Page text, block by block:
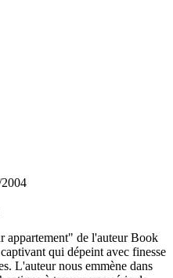
appartement" de l'auteur Book
qui dépeint avec finesse
L'auteur nous emmène dans